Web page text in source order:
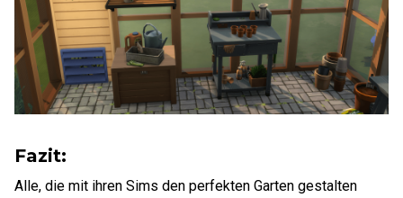
Fazit:
Alle, die mit ihren Sims den perfekten Garten gestalten